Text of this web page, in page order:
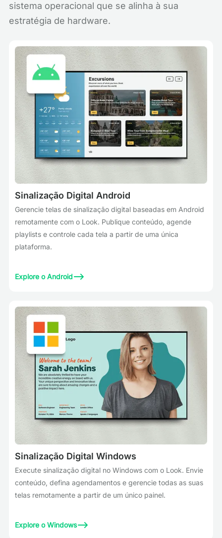
sistema operacional que se alinha à sua
estratégia de hardware.
Sinalização Digital Android
Gerencie telas de sinalização digital baseadas em Android
remotamente com o Look. Publique conteúdo, agende
playlists e controle cada tela a partir de uma única
plataforma.
Explore o Android
Sinalização Digital Windows
Execute sinalização digital no Windows com o Look. Envie
conteúdo, defina agendamentos e gerencie todas as suas
telas remotamente a partir de um único painel.
Explore o Windows